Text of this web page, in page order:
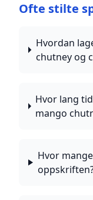
Ofte stilte
Hvordan
chutney og
Hvor lang
mango
Hvor